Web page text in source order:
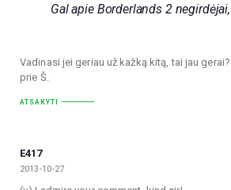
Gal apie Borderlands 2
Vadinasi jei geriau už kažką kitą, tai jau
prie Š.
ATSAKYTI
E417
2013-10-27